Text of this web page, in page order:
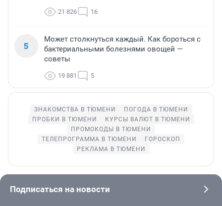
21 826 16
5
Может столкнуться каждый. Как бороться с
бактериальными болезнями овощей —
советы
19 881 5
ЗНАКОМСТВА В ТЮМЕНИ
ПОГОДА В ТЮМЕНИ
ПРОБКИ В ТЮМЕНИ
КУРСЫ ВАЛЮТ В ТЮМЕНИ
ПРОМОКОДЫ В ТЮМЕНИ
ТЕЛЕПРОГРАММА В ТЮМЕНИ
ГОРОСКОП
РЕКЛАМА В ТЮМЕНИ
Подписаться на новости